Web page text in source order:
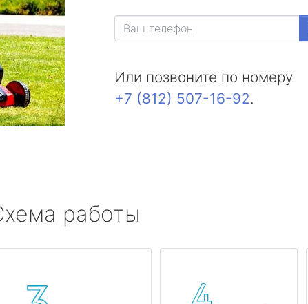
Или позвоните по номеру
+7 (812) 507-16-92.
работы